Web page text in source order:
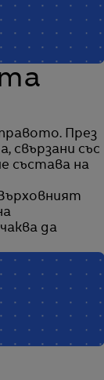
През
свързани със
състава на
да